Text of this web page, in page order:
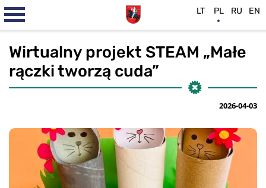
Wirtualny projekt STEAM „Małe
rączki tworzą cuda”
2026-04-03
LT PL RU EN